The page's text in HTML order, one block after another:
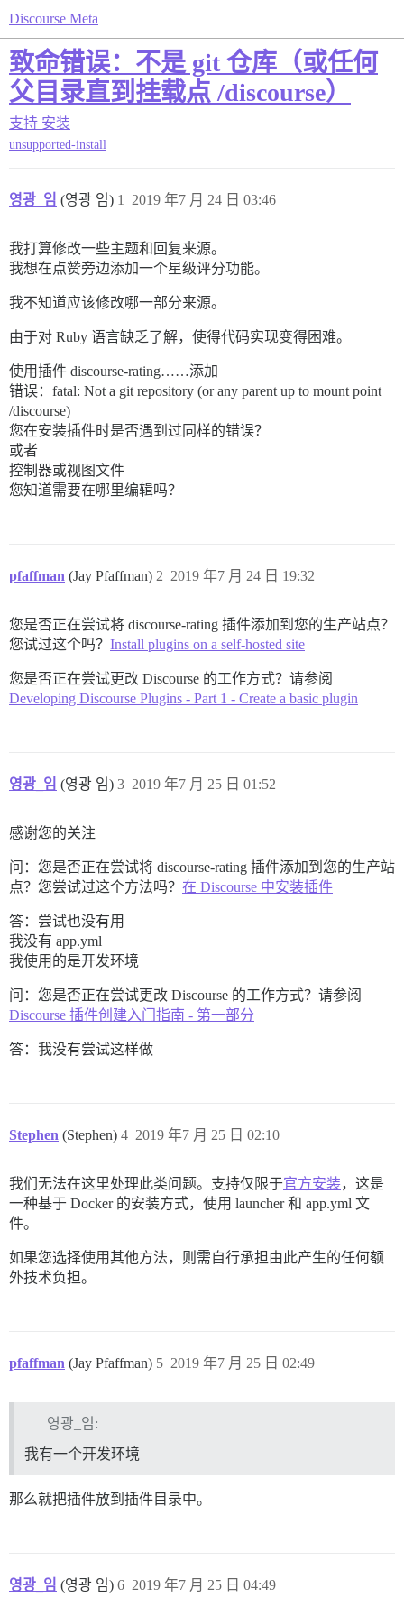
Discourse Meta
致命错误：不是 git 仓库（或任何
父目录直到挂载点 /discourse）
支持 安装
unsupported-install
영광_임 (영광 임) 2019 年7 月 24 日 03:46
1
我打算修改一些主题和回复来源。
我想在点赞旁边添加一个星级评分功能。
我不知道应该修改哪一部分来源。
由于对 Ruby 语言缺乏了解，使得代码实现变得困难。
使用插件 discourse-rating……添加
错误：fatal: Not a git repository (or any parent up to mount point
/discourse)
您在安装插件时是否遇到过同样的错误？
或者
控制器或视图文件
您知道需要在哪里编辑吗？
pfaffman (Jay Pfaffman) 2019 年7 月 24 日 19:32
2
您是否正在尝试将 discourse-rating 插件添加到您的生产站点？
您试过这个吗？ Install plugins on a self-hosted site
您是否正在尝试更改 Discourse 的工作方式？请参阅
Developing Discourse Plugins - Part 1 - Create a basic plugin
영광_임 (영광 임) 2019 年7 月 25 日 01:52
3
感谢您的关注
问：您是否正在尝试将 discourse-rating 插件添加到您的生产站
点？您尝试过这个方法吗？ 在 Discourse 中安装插件
答：尝试也没有用
我没有 app.yml
我使用的是开发环境
问：您是否正在尝试更改 Discourse 的工作方式？请参阅
Discourse 插件创建入门指南 - 第一部分
答：我没有尝试这样做
Stephen (Stephen) 2019 年7 月 25 日 02:10
4
我们无法在这里处理此类问题。支持仅限于官方安装，这是
一种基于 Docker 的安装方式，使用 launcher 和 app.yml 文
件。
如果您选择使用其他方法，则需自行承担由此产生的任何额
外技术负担。
pfaffman (Jay Pfaffman) 2019 年7 月 25 日 02:49
5
영광_임:
我有一个开发环境
那么就把插件放到插件目录中。
영광_임 (영광 임) 2019 年7 月 25 日 04:49
6